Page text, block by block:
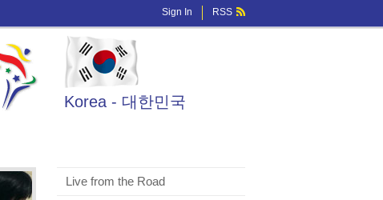
RSS
Sign In
Korea - 대한민국
Live from the Road